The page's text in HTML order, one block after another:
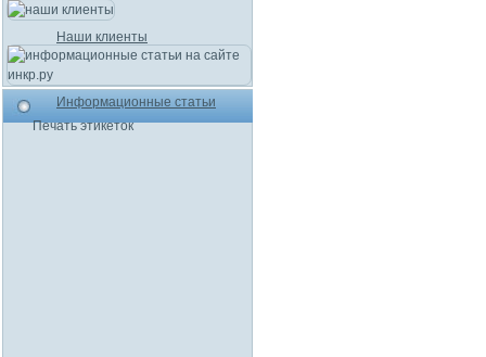
Наши клиенты
Информационные статьи
Печать этикеток